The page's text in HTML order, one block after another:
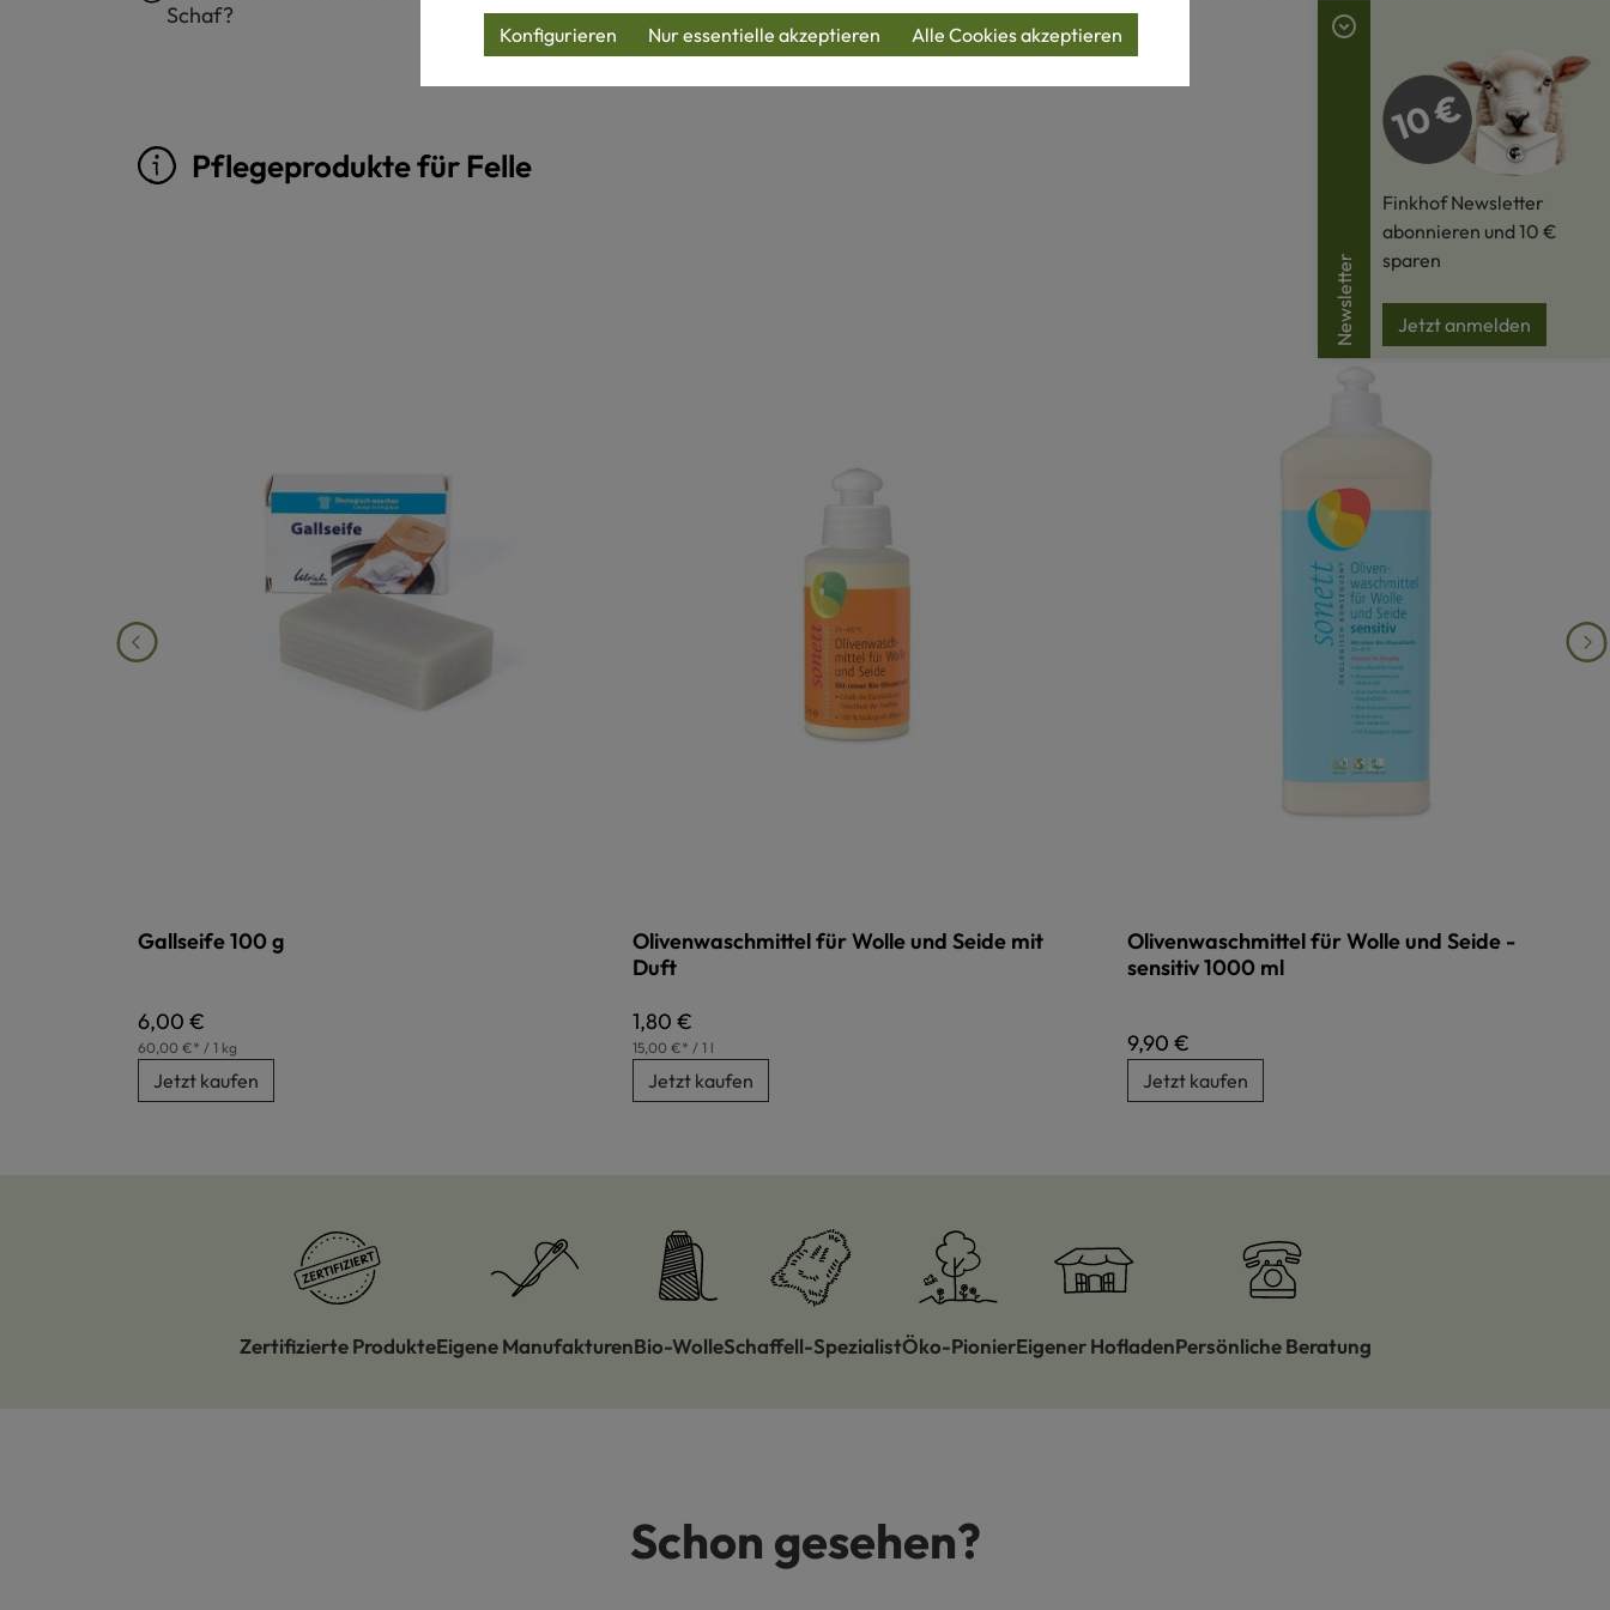
Schaf?
flauschig?
Pflegeprodukte für Felle
Gallseife 100 g
Regulärer Preis:
6,00 €
60,00 €* / 1 kg
Jetzt kaufen
Olivenwaschmittel für Wolle und Seide mit
Duft
Regulärer Preis:
1,80 €
15,00 €* / 1 l
Jetzt kaufen
Olivenwaschmittel für Wolle und Seide -
sensitiv 1000 ml
Regulärer Preis:
9,90 €
Jetzt kaufen
Zertifizierte ProdukteEigene ManufakturenBio-WolleSchaffell-SpezialistÖko-PionierEigener HofladenPersönliche Beratung
Schon gesehen?
Newsletter
Finkhof Newsletter
abonnieren und 10 €
sparen
Jetzt anmelden
Nur essentielle akzeptieren
Konfigurieren Alle Cookies akzeptieren